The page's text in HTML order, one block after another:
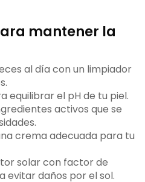
mantener la
al día con un limpiador
equilibrar el pH de tu piel.
activos que se
crema adecuada para tu
solar con factor de
evitar daños por el sol.